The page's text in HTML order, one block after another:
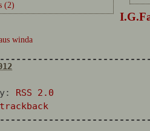
(2)
RSS 2.0
trackback